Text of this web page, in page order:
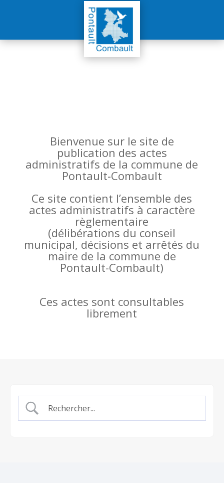
Bienvenue sur le site de
publication des actes
administratifs de la commune de
Pontault-Combault
Ce site contient l’ensemble des
actes administratifs à caractère
règlementaire
(délibérations du conseil
municipal, décisions et arrêtés du
maire de la commune de
Pontault-Combault)
Ces actes sont consultables
librement